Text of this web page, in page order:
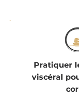
Pratiquer
viscéral